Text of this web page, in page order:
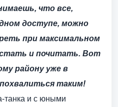
что все,
доступе, можно
при максимальном
и почитать. Вот
району уже в
таким!
танка и с юными